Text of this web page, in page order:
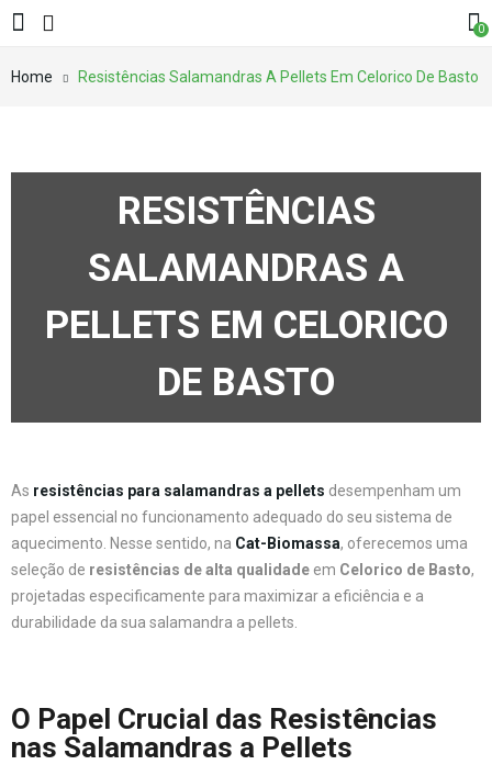
0
Home Resistências Salamandras A Pellets Em Celorico De Basto
RESISTÊNCIAS
SALAMANDRAS A
PELLETS EM CELORICO
DE BASTO
As resistências para salamandras a pellets desempenham um
papel essencial no funcionamento adequado do seu sistema de
aquecimento. Nesse sentido, na Cat-Biomassa, oferecemos uma
seleção de resistências de alta qualidade em Celorico de Basto,
projetadas especificamente para maximizar a eficiência e a
durabilidade da sua salamandra a pellets.
O Papel Crucial das Resistências
nas Salamandras a Pellets